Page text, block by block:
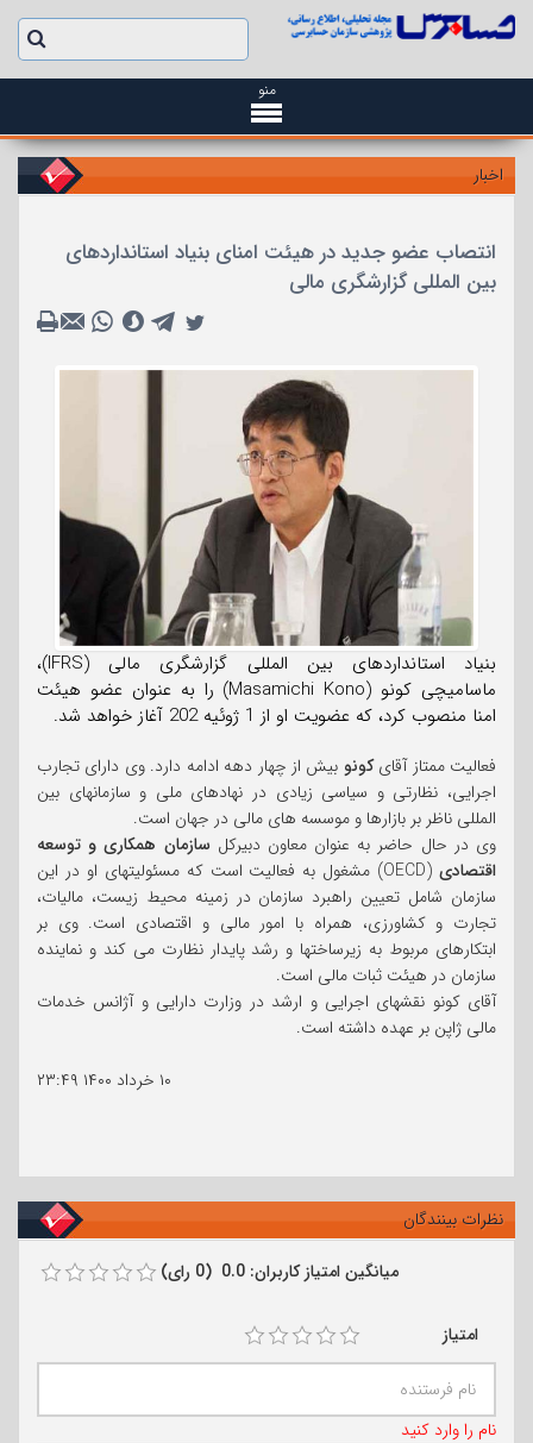
منو
اخبار
انتصاب عضو جدید در هیئت امنای بنیاد استانداردهای
بین المللی گزارشگری مالی
بنیاد استانداردهای بین المللی گزارشگری مالی (IFRS)،
ماسامیچی کونو (Masamichi Kono) را به عنوان عضو هیئت
امنا منصوب کرد، که عضویت او از 1 ژوئیه 202 آغاز خواهد شد.
فعالیت ممتاز آقایکونو بیش از چهار دهه ادامه دارد. وی دارای تجارب
اجرایی، نظارتی و سیاسی زیادی در نهادهای ملی و سازمانهای بین
المللی ناظر بر بازارها و موسسه های مالی در جهان است.
وی در حال حاضر به عنوان معاون دبیرکل سازمان همکاری و توسعه
اقتصادی
(OECD) مشغول به فعالیت است که مسئولیتهای او در این
سازمان شامل تعیین راهبرد سازمان در زمینه محیط زیست، مالیات،
تجارت و کشاورزی، همراه با امور مالی و اقتصادی است. وی بر
ابتکارهای مربوط به زیرساختها و رشد پایدار نظارت می کند و نماینده
سازمان در هیئت ثبات مالی است.
آقای کونو نقشهای اجرایی و ارشد در وزارت دارایی و آژانس خدمات
مالی ژاپن بر عهده داشته است.
۱۰ خرداد ۱۴۰۰
۲۳:۴۹
نظرات بینندگان
میانگین امتیاز کاربران: 0.0 (0 رای)
امتیاز
نام را وارد کنید